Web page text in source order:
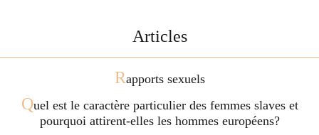
Articles
Rapports sexuels
Quel est le caractère particulier des femmes slaves et
pourquoi attirent-elles les hommes européens?